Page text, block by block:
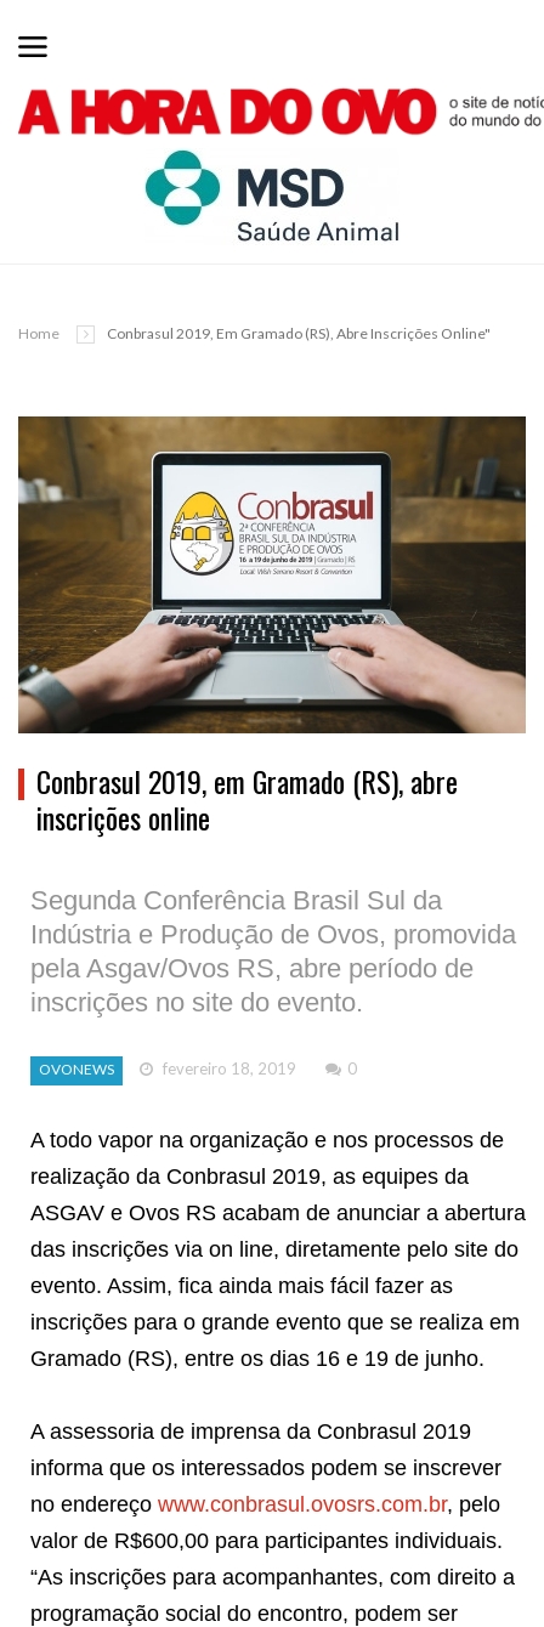
Home Conbrasul 2019, Em Gramado (RS), Abre Inscrições Online"
Conbrasul 2019, em Gramado (RS), abre
inscrições online
Segunda Conferência Brasil Sul da
Indústria e Produção de Ovos, promovida
pela Asgav/Ovos RS, abre período de
inscrições no site do evento.
OVONEWS fevereiro 18, 2019 0
A todo vapor na organização e nos processos de
realização da Conbrasul 2019, as equipes da
ASGAV e Ovos RS acabam de anunciar a abertura
das inscrições via on line, diretamente pelo site do
evento. Assim, fica ainda mais fácil fazer as
inscrições para o grande evento que se realiza em
Gramado (RS), entre os dias 16 e 19 de junho.
A assessoria de imprensa da Conbrasul 2019
informa que os interessados podem se inscrever
no endereço www.conbrasul.ovosrs.com.br, pelo
valor de R$600,00 para participantes individuais.
“As inscrições para acompanhantes, com direito a
programação social do encontro, podem ser